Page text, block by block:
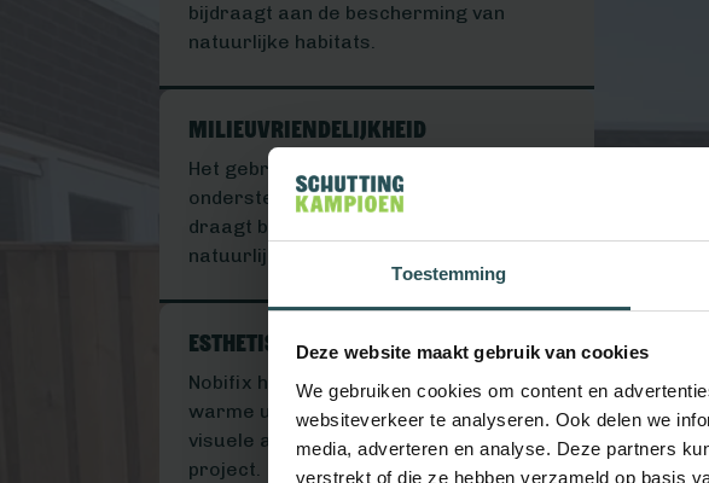
Toestemming
Deze website maakt gebruik van cookies
We gebruiken cookies om content en
websiteverkeer te analyseren. Ook delen we
media, adverteren en analyse. Deze partners
verstrekt of die ze hebben verzameld op basis
bijdraagt aan de bescherming van
natuurlijke habitats.
Milieuvriendelijkheid
Het gebruik van Nobifix hout
ondersteunt duurzaam bosbeheer en
draagt bij aan het behoud van
natuurlijke hulpbronnen.
Esthetische uitstraling
Nobifix hout heeft een natuurlijke,
warme uitstraling die bijdraagt aan de
visuele aantrekkingskracht van elk
project.